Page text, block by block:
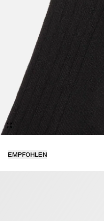
EMPFOHLEN